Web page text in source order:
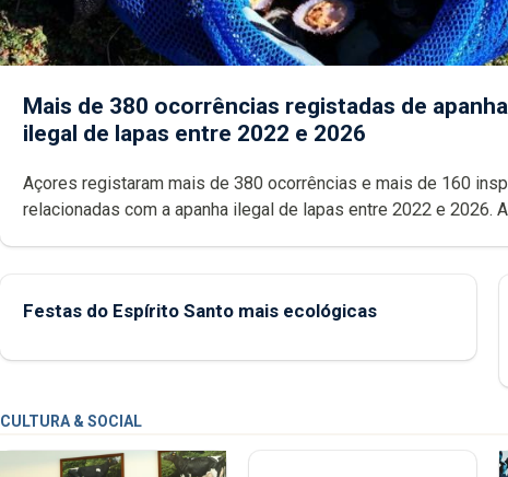
Mais de 380 ocorrências registadas de apanha
ilegal de lapas entre 2022 e 2026
Açores registaram mais de 380 ocorrências e mais de 160 inspeções
relacionadas com a apanha ilegal de lapas entre 2022 e 2026. A ilha
Festas do Espírito Santo mais ecológicas
CULTURA & SOCIAL